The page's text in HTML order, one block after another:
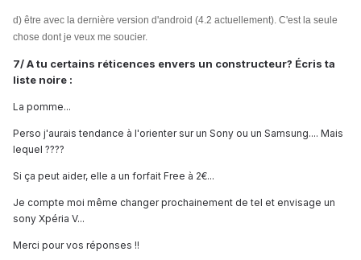
d) être avec la dernière version d'android (4.2 actuellement). C'est la seule
chose dont je veux me soucier.
7/ A tu certains réticences envers un constructeur? Écris ta
liste noire :
La pomme...
Perso j'aurais tendance à l'orienter sur un Sony ou un Samsung.... Mais
lequel ????
Si ça peut aider, elle a un forfait Free à 2€...
Je compte moi même changer prochainement de tel et envisage un
sony Xpéria V...
Merci pour vos réponses !!